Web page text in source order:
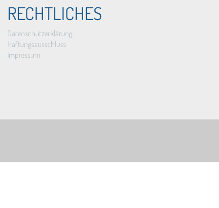
RECHTLICHES
Datenschutzerklärung
Haftungsausschluss
Impressum